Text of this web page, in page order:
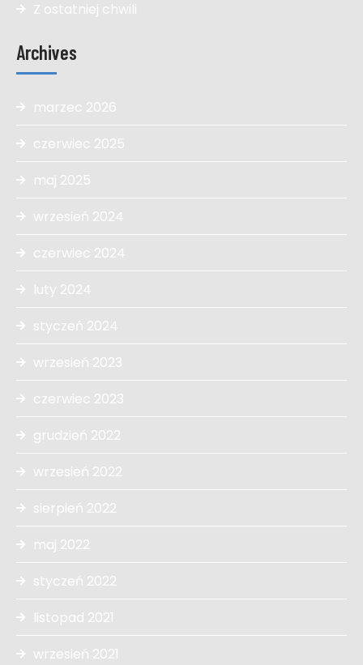
Z ostatniej chwili
Archives
marzec 2026
czerwiec 2025
maj 2025
wrzesień 2024
czerwiec 2024
luty 2024
styczeń 2024
wrzesień 2023
czerwiec 2023
grudzień 2022
wrzesień 2022
sierpień 2022
maj 2022
styczeń 2022
listopad 2021
wrzesień 2021